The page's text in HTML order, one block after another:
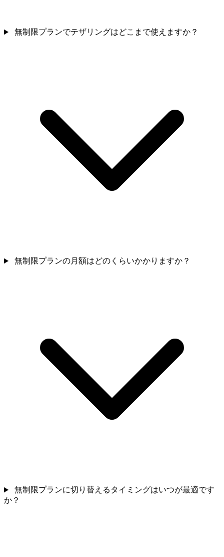
無制限プランでテザリングはどこまで使えますか？
無制限プランの月額はどのくらいかかりますか？
無制限プランに切り替えるタイミングはいつが最適です
か？